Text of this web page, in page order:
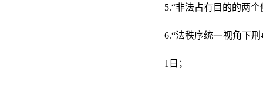
5.“非法占有目的的两
6.“法秩序统一视角下
1日；